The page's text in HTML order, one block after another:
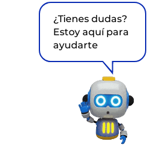
¿Tienes dudas?
Estoy aquí para
ayudarte